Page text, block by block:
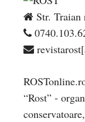
Str. Traian
“Rost” -